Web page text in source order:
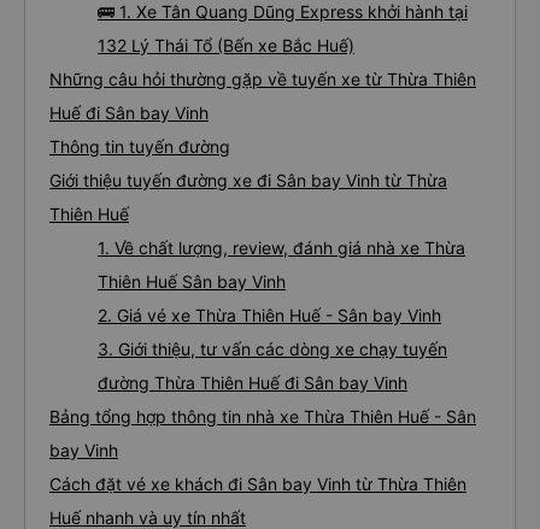
🚌 1. Xe Tân Quang Dũng Express khởi hành tại
132 Lý Thái Tổ (Bến xe Bắc Huế)
Những câu hỏi thường gặp về tuyến xe từ Thừa Thiên
Huế đi Sân bay Vinh
Thông tin tuyến đường
Giới thiệu tuyến đường xe đi Sân bay Vinh từ Thừa
Thiên Huế
1. Về chất lượng, review, đánh giá nhà xe Thừa
Thiên Huế Sân bay Vinh
2. Giá vé xe Thừa Thiên Huế - Sân bay Vinh
3. Giới thiệu, tư vấn các dòng xe chạy tuyến
đường Thừa Thiên Huế đi Sân bay Vinh
Bảng tổng hợp thông tin nhà xe Thừa Thiên Huế - Sân
bay Vinh
Cách đặt vé xe khách đi Sân bay Vinh từ Thừa Thiên
Huế nhanh và uy tín nhất